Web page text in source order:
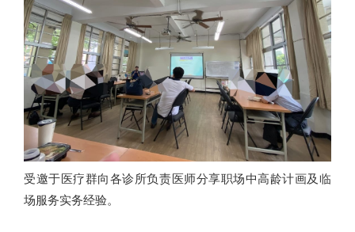
受邀于医疗群向各诊所负责医师分享职场中高龄计画及临
场服务实务经验。